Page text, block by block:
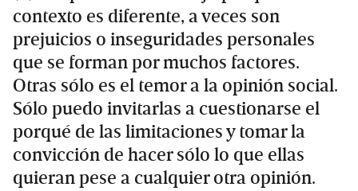
contexto es diferente, a veces son
prejuicios o inseguridades personales
que se forman por muchos factores.
Otras sólo es el temor a la opinión social.
Sólo puedo invitarlas a cuestionarse el
porqué de las limitaciones y tomar la
convicción de hacer sólo lo que ellas
quieran pese a cualquier otra opinión.